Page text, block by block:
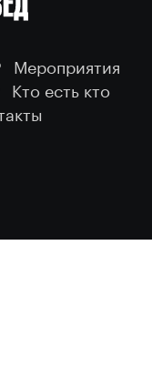
Мероприятия
Кто есть кто